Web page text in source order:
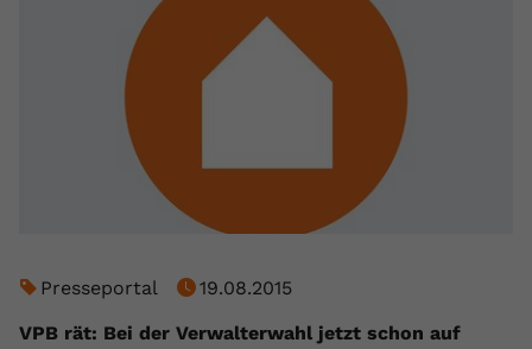
Presseportal
19.08.2015
VPB rät: Bei der Verwalterwahl jetzt schon auf